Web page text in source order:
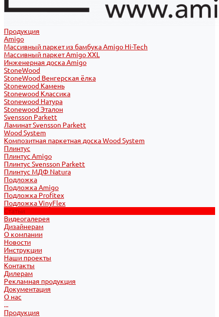
Продукция
Amigo
Массивный паркет из бамбука Amigo Hi-Tech
Массивный паркет Amigo XXL
Инженерная доска Amigo
StoneWood
StoneWood Венгерская ёлка
Stonewood Камень
Stonewood Классика
Stonewood Натура
Stonewood Эталон
Svensson Parkett
Ламинат Svensson Parkett
Wood System
Композитная паркетная доска Wood System
Плинтус
Плинтус Amigo
Плинтус Svensson Parkett
Плинтус МДФ Natura
Подложка
Подложка Amigo
Подложка Profitex
Подложка VinyFlex
Статьи
Видеогалерея
Дизайнерам
О компании
Новости
Инструкции
Наши проекты
Контакты
Дилерам
Рекламная продукция
Документация
О нас
...
Продукция